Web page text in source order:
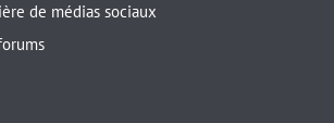
de médias sociaux